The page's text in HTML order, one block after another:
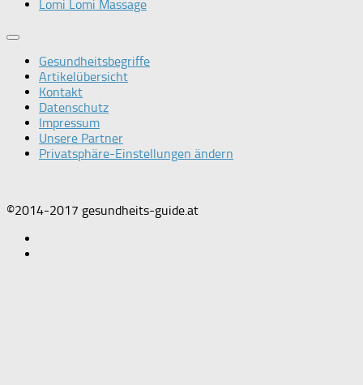
Lomi Lomi Massage
Gesundheitsbegriffe
Artikelübersicht
Kontakt
Datenschutz
Impressum
Unsere Partner
Privatsphäre-Einstellungen ändern
©2014-2017 gesundheits-guide.at